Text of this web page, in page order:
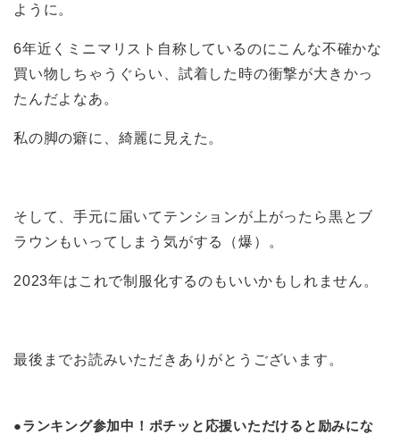
ように。
6年近くミニマリスト自称しているのにこんな不確かな
買い物しちゃうぐらい、試着した時の衝撃が大きかっ
たんだよなあ。
私の脚の癖に、綺麗に見えた。
そして、手元に届いてテンションが上がったら黒とブ
ラウンもいってしまう気がする（爆）。
2023年はこれで制服化するのもいいかもしれません。
最後までお読みいただきありがとうございます。
●ランキング参加中！ポチッと応援いただけると励みにな